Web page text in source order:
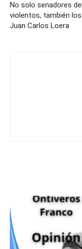
No solo senadores
violentos, también los
Juan Carlos Loera